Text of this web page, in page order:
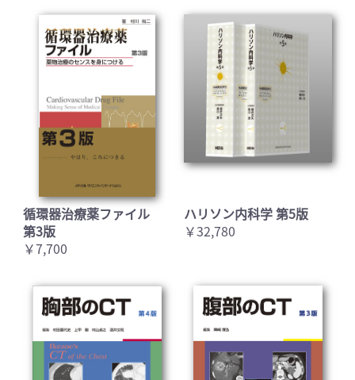
循環器治療薬ファイル
第3版
￥7,700
ハリソン内科学 第5版
￥32,780